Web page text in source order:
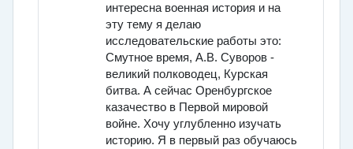
интересна военная история и на
эту тему я делаю
исследовательские работы это:
Смутное время, А.В. Суворов -
великий полководец, Курская
битва. А сейчас Оренбургское
казачество в Первой мировой
войне. Хочу углубленно изучать
историю. Я в первый раз обучаюсь